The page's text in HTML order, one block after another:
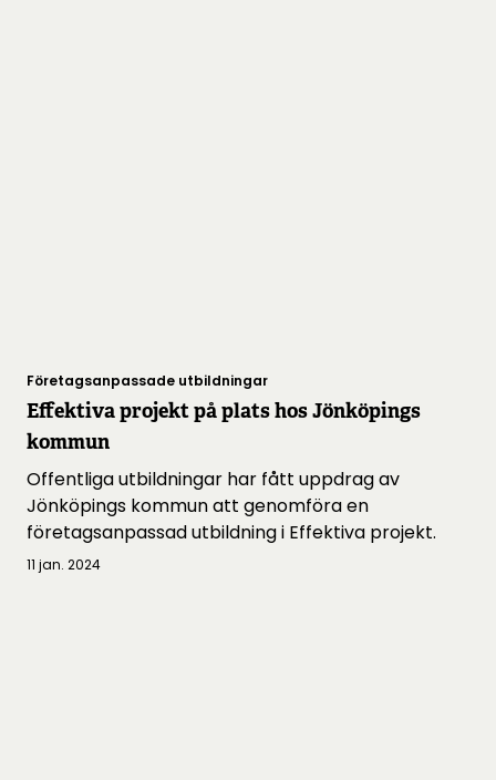
Företagsanpassade utbildningar
Effektiva projekt på plats hos Jönköpings
kommun
Offentliga utbildningar har fått uppdrag av
Jönköpings kommun att genomföra en
företagsanpassad utbildning i Effektiva projekt.
11 jan. 2024